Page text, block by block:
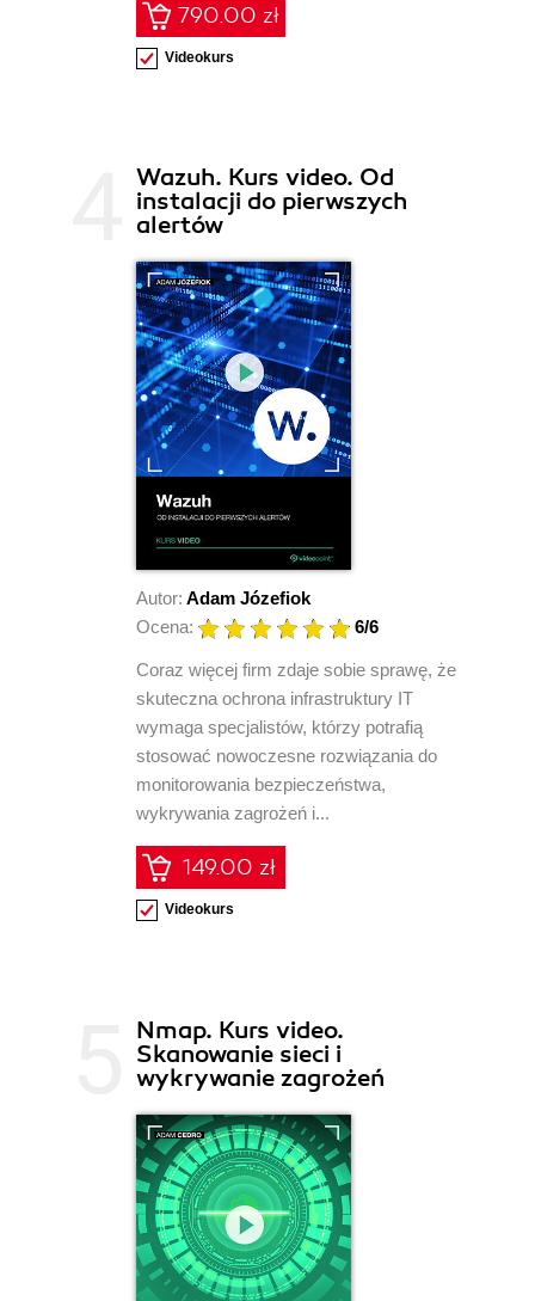
790.00 zł
Videokurs
Wazuh. Kurs video. Od
instalacji do pierwszych
alertów
Autor: Adam Józefiok
Ocena:
6/6
Coraz więcej firm zdaje sobie sprawę, że
skuteczna ochrona infrastruktury IT
wymaga specjalistów, którzy potrafią
stosować nowoczesne rozwiązania do
monitorowania bezpieczeństwa,
wykrywania zagrożeń i...
149.00 zł
Videokurs
Nmap. Kurs video.
Skanowanie sieci i
wykrywanie zagrożeń